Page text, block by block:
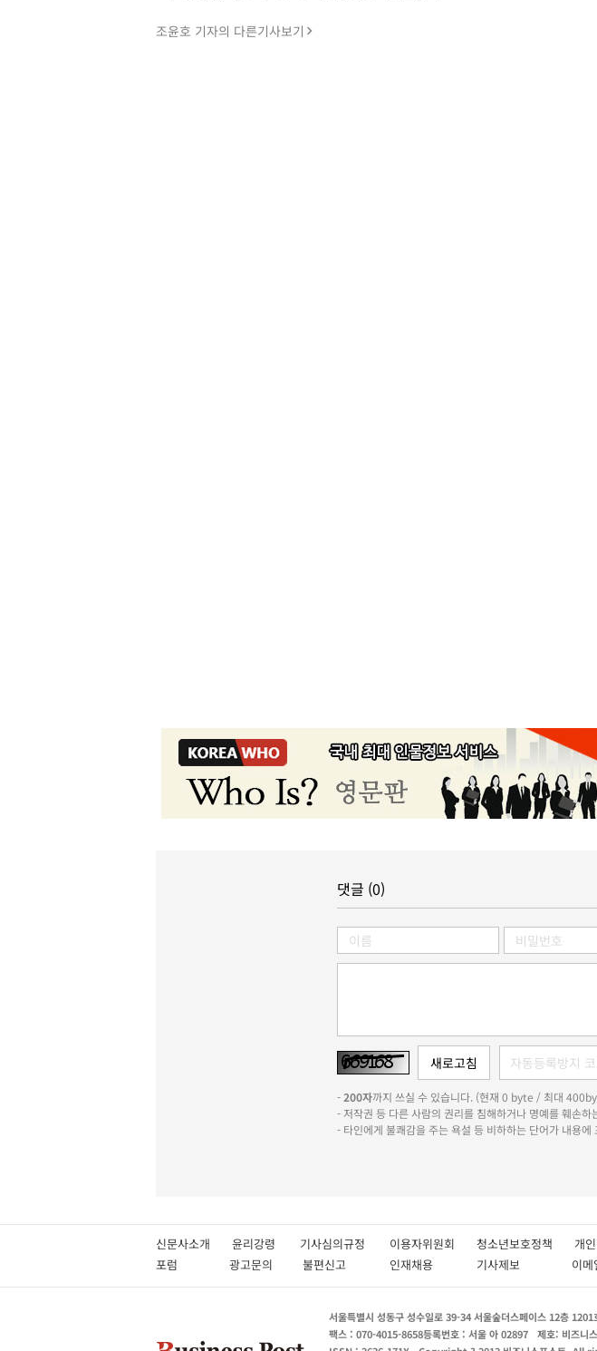
조윤호 기자의 다른기사보기
댓글 (0)
-200자까지 쓰실 수 있습니다. (현재 0 byte / 최대
- 저작권 등 다른 사람의 권리를 침해하거나 명예를 훼손
- 타인에게 불쾌감을 주는 욕설 등 비하하는 단어가 내용
신문사소개 윤리강령 기사심의규정 이용자위원회 청소년보호정책 개
포럼
광고문의 불편신고 인재채용 기사제보 이
서울특별시 성동구 성수일로 39-34 서울숲더스페이스 12층
팩스 : 070-4015-8658등록번호 : 서울 아 02897 제호: 비즈니